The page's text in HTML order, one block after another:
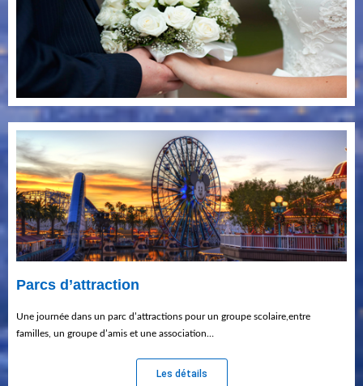
Parcs d’attraction
Une journée dans un parc d’attractions pour un groupe scolaire,entre
familles, un groupe d’amis et une association…
Les détails